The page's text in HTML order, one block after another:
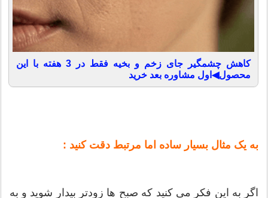
کاهش چشمگیر جای زخم و بخیه فقط در 3 هفته با این
محصول◀اول مشاوره بعد خرید
به یک مثال بسیار ساده اما مرتبط دقت کنید :
اگر به این فکر می کنید که صبح ها زودتر بیدار شوید و به